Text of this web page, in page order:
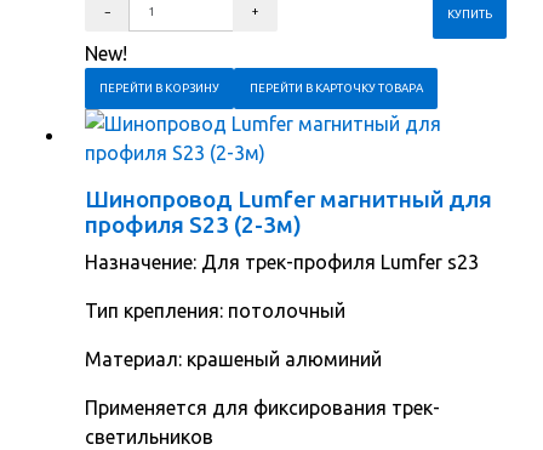
New!
ПЕРЕЙТИ В КОРЗИНУ ПЕРЕЙТИ В КАРТОЧКУ ТОВАРА
Шинопровод Lumfer магнитный для
профиля S23 (2-3м)
Назначение: Для трек-профиля Lumfer s23
Тип крепления: потолочный
Материал: крашеный алюминий
Применяется для фиксирования трек-
светильников